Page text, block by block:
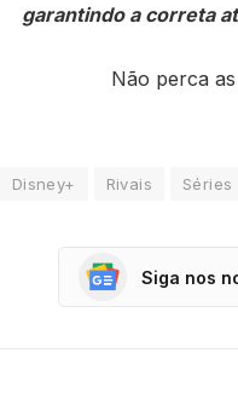
garantindo a correta
Não perca
Disney+ Rivais Séries
Siga nos